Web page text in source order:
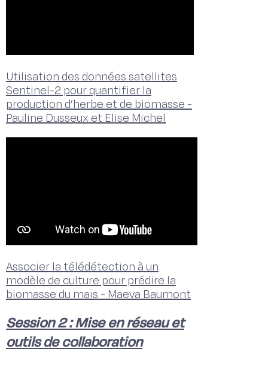
Utilisation des données satellites
Sentinel-2 pour quantifier la
production d’herbe et de biomasse -
Pauline Dusseux et Elise Michel
Associer la télédétection à un
modèle de culture pour prédire la
biomasse du maïs - Maeva Baumont
Session 2 : Mise en réseau et
outils de collaboration